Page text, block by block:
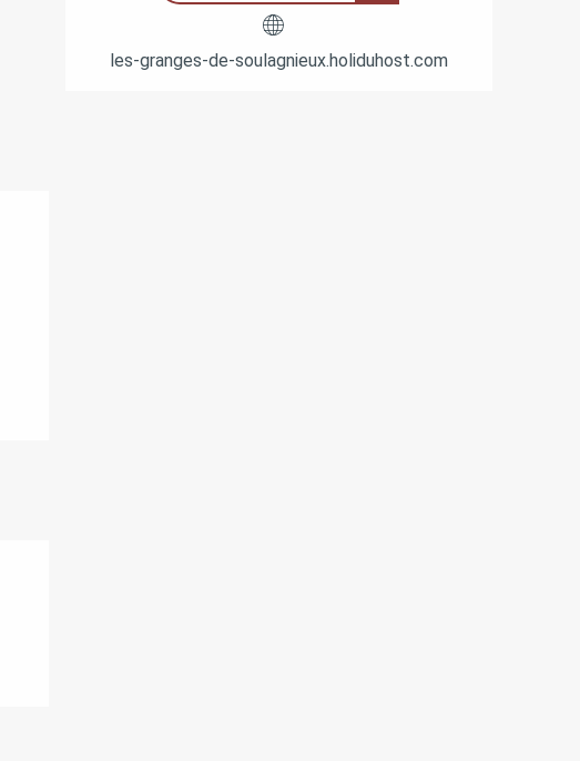
les-granges-de-soulagnieux.holiduhost.com